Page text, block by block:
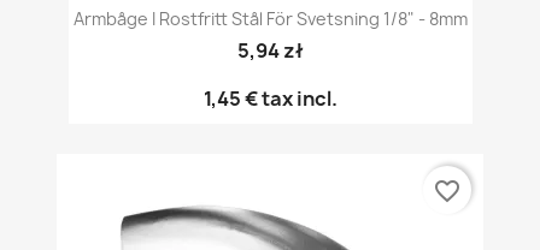
Armbåge I Rostfritt Stål För Svetsning 1/8" - 8mm
5,94 zł
1,45 €tax incl.
favorite_border